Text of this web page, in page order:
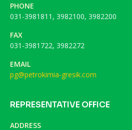
PHONE
031-3981811, 3982100, 3982200
FAX
031-3981722, 3982272
EMAIL
pg@petrokimia-gresik.com
REPRESENTATIVE OFFICE
ADDRESS